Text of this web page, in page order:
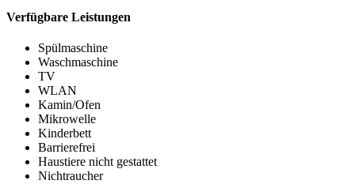
Verfügbare Leistungen
Spülmaschine
Waschmaschine
TV
WLAN
Kamin/Ofen
Mikrowelle
Kinderbett
Barrierefrei
Haustiere nicht gestattet
Nichtraucher